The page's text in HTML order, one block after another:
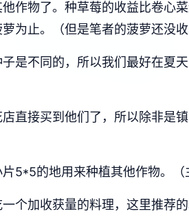
作物了。种草莓的收益比卷心
为止。（但是笔者的菠萝还没收
是不同的，所以我们最好在夏
直接买到他们了，所以除非是
5*5的地用来种植其他作物。（
个加收获量的料理，这里推荐